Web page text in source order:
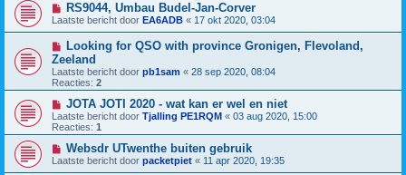
RS9044, Umbau Budel-Jan-Corver
Laatste bericht door EA6ADB « 17 okt 2020, 03:04
Looking for QSO with province Gronigen, Flevoland,
Zeeland
Laatste bericht door pb1sam « 28 sep 2020, 08:04
Reacties: 2
JOTA JOTI 2020 - wat kan er wel en niet
Laatste bericht door Tjalling PE1RQM « 03 aug 2020, 15:00
Reacties: 1
Websdr UTwenthe buiten gebruik
Laatste bericht door packetpiet « 11 apr 2020, 19:35